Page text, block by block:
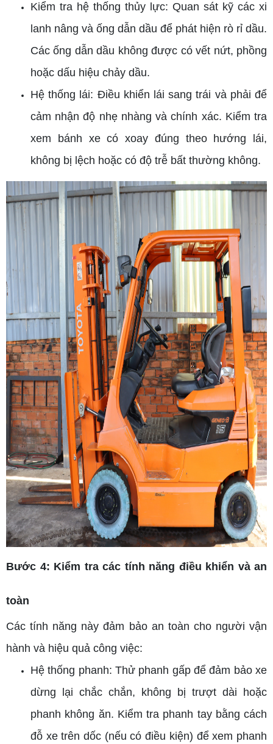
Kiểm tra hệ thống thủy lực: Quan sát kỹ các xi
lanh nâng và ống dẫn dầu để phát hiện rò rỉ dầu.
Các ống dẫn dầu không được có vết nứt, phồng
hoặc dấu hiệu chảy dầu.
Hệ thống lái: Điều khiển lái sang trái và phải để
cảm nhận độ nhẹ nhàng và chính xác. Kiểm tra
xem bánh xe có xoay đúng theo hướng lái,
không bị lệch hoặc có độ trễ bất thường không.
Bước 4: Kiểm tra các tính năng điều khiển và an
toàn
Các tính năng này đảm bảo an toàn cho người vận
hành và hiệu quả công việc:
Hệ thống phanh: Thử phanh gấp để đảm bảo xe
dừng lại chắc chắn, không bị trượt dài hoặc
phanh không ăn. Kiểm tra phanh tay bằng cách
đỗ xe trên dốc (nếu có điều kiện) để xem phanh